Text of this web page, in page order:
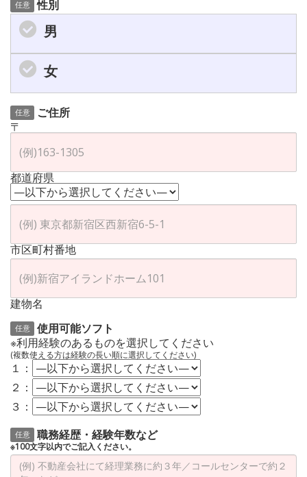
任意 性別
男
女
任意
ご住所
〒
都道府県
市区町村番地
建物名
任意
使用可能ソフト
※利用経験のあるものを選択してください
(複数使える方は経験の長い順に選択してください)
１：
２：
３：
任意 職務経歴・経験年数など
※100文字以内でご記入ください。